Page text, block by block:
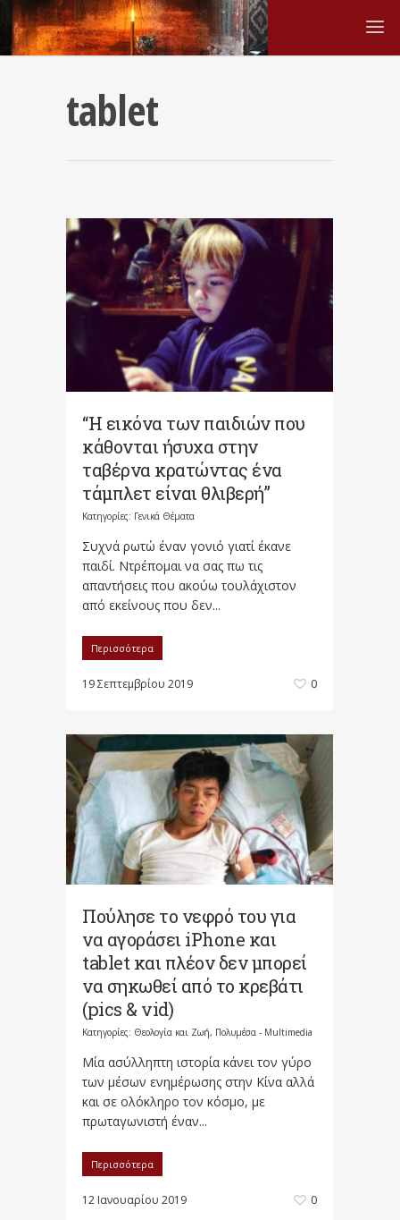
tablet
“Η εικόνα των παιδιών που
κάθονται ήσυχα στην
ταβέρνα κρατώντας ένα
τάμπλετ είναι θλιβερή”
Κατηγορίες: Γενικά Θέματα
Συχνά ρωτώ έναν γονιό γιατί έκανε
παιδί. Ντρέπομαι να σας πω τις
απαντήσεις που ακούω τουλάχιστον
από εκείνους που δεν...
Περισσότερα
19 Σεπτεμβρίου 2019 0
Πούλησε το νεφρό του για
να αγοράσει iPhone και
tablet και πλέον δεν μπορεί
να σηκωθεί από το κρεβάτι
(pics & vid)
Κατηγορίες: Θεολογία και Ζωή, Πολυμέσα - Multimedia
Μία ασύλληπτη ιστορία κάνει τον γύρο
των μέσων ενημέρωσης στην Κίνα αλλά
και σε ολόκληρο τον κόσμο, με
πρωταγωνιστή έναν...
Περισσότερα
12 Ιανουαρίου 2019 0